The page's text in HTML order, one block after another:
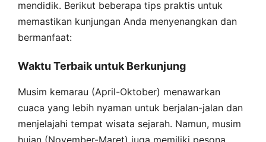
mendidik. Berikut beberapa tips praktis untuk
memastikan kunjungan Anda menyenangkan dan
bermanfaat:
Waktu Terbaik untuk Berkunjung
Musim kemarau (April-Oktober) menawarkan
cuaca yang lebih nyaman untuk berjalan-jalan dan
menjelajahi tempat wisata sejarah. Namun, musim